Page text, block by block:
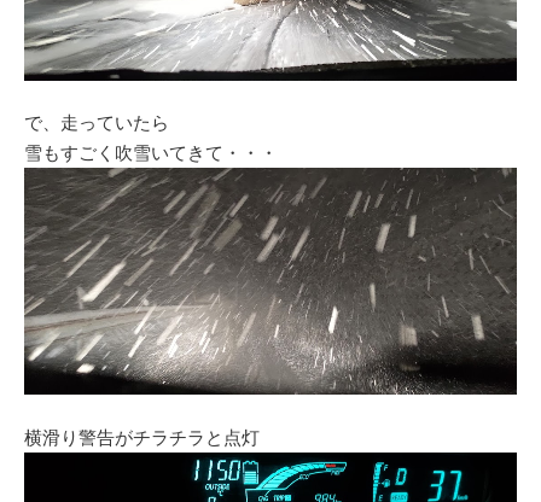
で、走っていたら
雪もすごく吹雪いてきて・・・
横滑り警告がチラチラと点灯